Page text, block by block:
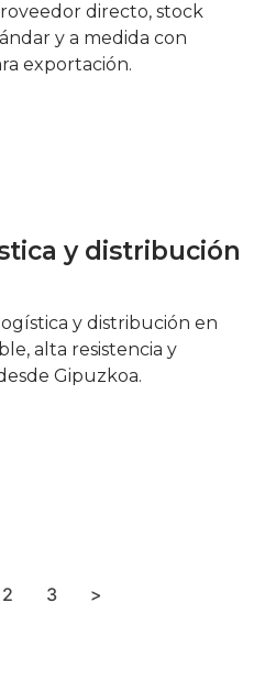
directo, stock
y a medida con
exportación.
y distribución
y distribución en
alta resistencia y
Gipuzkoa.
2 3 >